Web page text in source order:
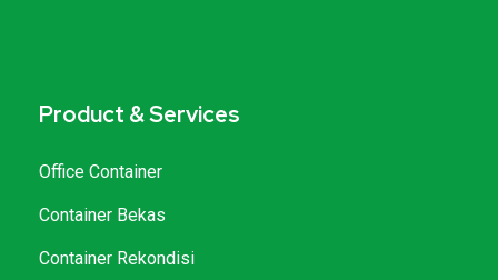
Product & Services
Office Container
Container Bekas
Container Rekondisi